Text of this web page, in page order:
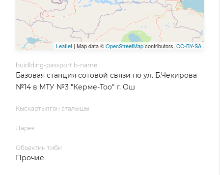
Leaflet | Map data ©OpenStreetMapcontributors, CC-BY-SA
buidlding-passport.b-name
Базовая станция сотовой связи по ул. Б.Чекирова
№14 в МТУ №3 "Керме-Тоо" г. Ош
Кыскартылган аталышы
Дарек
Объектин тиби
Прочие